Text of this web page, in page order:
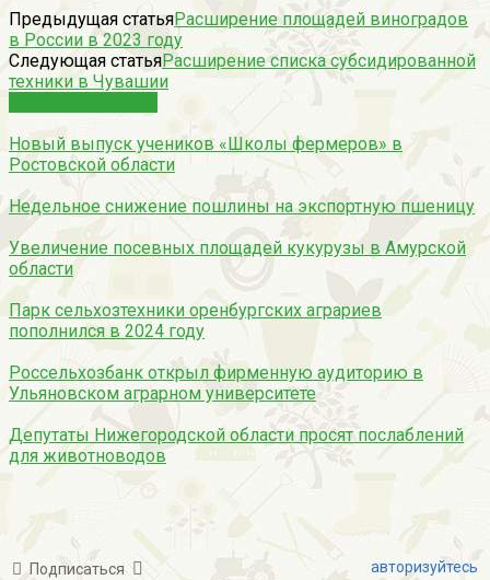
Предыдущая статьяРасширение площадей виноградов
в России в 2023 году
Следующая статьяРасширение списка субсидированной
техники в Чувашии
Новый выпуск учеников «Школы фермеров» в
Ростовской области
Недельное снижение пошлины на экспортную пшеницу
Увеличение посевных площадей кукурузы в Амурской
области
Парк сельхозтехники оренбургских аграриев
пополнился в 2024 году
Россельхозбанк открыл фирменную аудиторию в
Ульяновском аграрном университете
Депутаты Нижегородской области просят послаблений
для животноводов
Подписаться авторизуйтесь